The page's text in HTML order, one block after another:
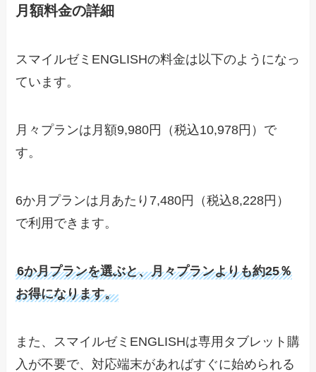
月額料金の詳細
スマイルゼミENGLISHの料金は以下のようになっ
ています。
月々プランは月額9,980円（税込10,978円）で
す。
6か月プランは月あたり7,480円（税込8,228円）
で利用できます。
6か月プランを選ぶと、月々プランよりも約25％
お得になります。
また、スマイルゼミENGLISHは専用タブレット購
入が不要で、対応端末があればすぐに始められる